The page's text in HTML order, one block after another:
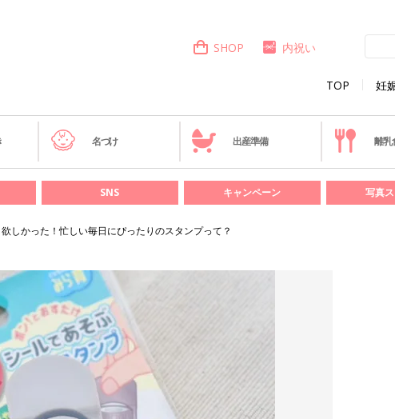
TOP 妊
SHOP 内祝い
名づけ 出産準備 離乳
SNS キャンペーン 写真
欲しかった！忙しい毎日にぴったりのスタンプって？